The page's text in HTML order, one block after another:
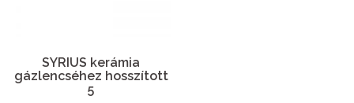
SYRIUS kerámia
gázlencséhez hosszított
5